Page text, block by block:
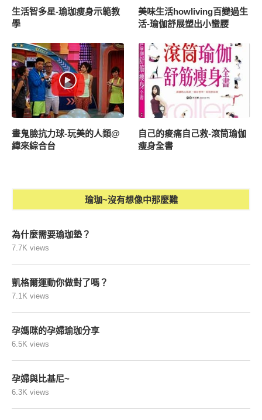
生活智多星-瑜珈瘦身示範教
學
美味生活howliving百變過生
活-瑜伽舒展塑出小蠻腰
畫鬼臉抗力球-玩美的人類@
緯來綜合台
自己的痠痛自己救-滾筒瑜伽
瘦身全書
瑜珈~沒有想像中那麼難
為什麼需要瑜珈墊？
7.7K views
凱格爾運動你做對了嗎？
7.1K views
孕媽咪的孕婦瑜珈分享
6.5K views
孕婦與比基尼~
6.3K views